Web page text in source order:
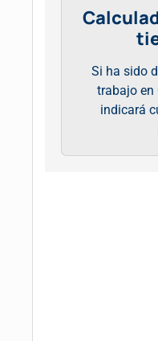
Si ha sido
trabajo en
indicará